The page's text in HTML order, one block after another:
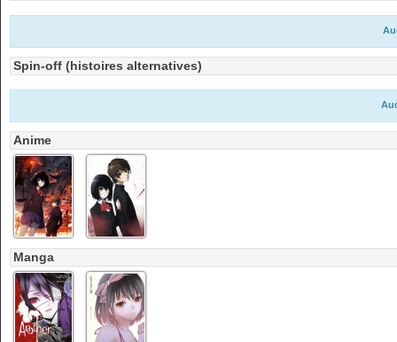
Spin-off (histoires alternatives)
Anime
Manga